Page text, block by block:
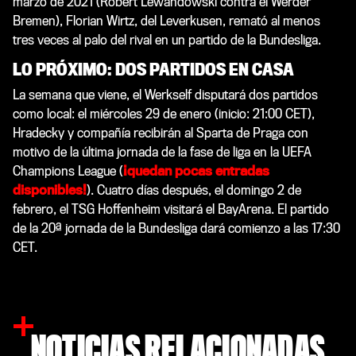
Bremen), Florian Wirtz, del Leverkusen, remató al menos
tres veces al palo del rival en un partido de la Bundesliga.
LO PRÓXIMO: DOS PARTIDOS EN CASA
La semana que viene, el Werkself disputará dos partidos
como local: el miércoles 29 de enero (inicio: 21:00 CET),
Hradecky y compañía recibirán al Sparta de Praga con
motivo de la última jornada de la fase de liga en la UEFA
Champions League (¡quedan pocas entradas
disponibles!). Cuatro días después, el domingo 2 de
febrero, el TSG Hoffenheim visitará el BayArena. El partido
de la 20ª jornada de la Bundesliga dará comienzo a las 17:30
CET.